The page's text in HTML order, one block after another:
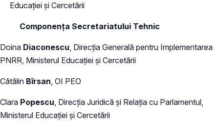
Educației și Cercetării
Componența Secretariatului Tehnic
Doina Diaconescu, Direcția Generală pentru Implementarea
PNRR, Ministerul Educației și Cercetării
Cătălin Bîrsan, OI PEO
Clara Popescu, Direcția Juridică și Relația cu Parlamentul,
Ministerul Educației și Cercetării